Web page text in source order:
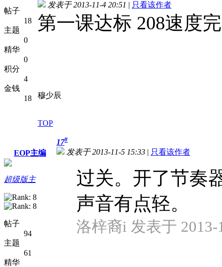
帖子
18
主题
0
精华
0
积分
4
金钱
18
发表于 2013-11-4 20:51 | 只看该作者
第一课达标 208速度
穆少辰
TOP
EOP主编
超级版主
帖子
94
主题
61
精华
17#
发表于 2013-11-5 15:33 | 只看该作者
过关。开了节奏
声音有点轻。
洛梓裔i 发表于 2013-